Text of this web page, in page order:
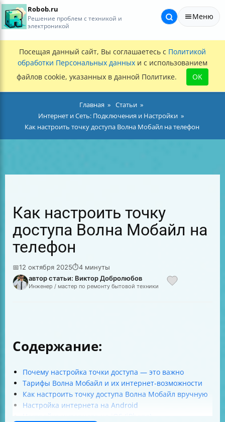
Robob.ru
Решение проблем с техникой и
электроникой
Меню
Посещая данный сайт, Вы соглашаетесь с Политикой
обработки Персональных данных и с использованием
файлов cookie, указанных в данной Политике.
OK
Главная
Статьи
Интернет и Сеть: Подключения и Настройки
Как настроить точку доступа Волна Мобайл на телефон
Как настроить точку
доступа Волна Мобайл на
телефон
📅12 октября 2025⏱4 минуты
автор статьи: Виктор Добролюбов
Инженер / мастер по ремонту бытовой техники
Содержание:
Почему настройка точки доступа — это важно
Тарифы Волна Мобайл и их интернет-возможности
Как настроить точку доступа Волна Мобайл вручную
Настройка интернета на Android